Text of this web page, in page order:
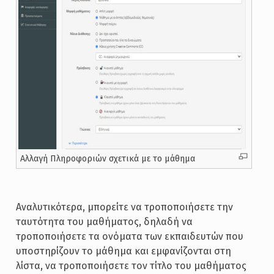
Αλλαγή Πληροφοριών σχετικά με το μάθημα
Αναλυτικότερα, μπορείτε να τροποποιήσετε την
ταυτότητα του μαθήματος, δηλαδή να
τροποποιήσετε τα ονόματα των εκπαιδευτών που
υποστηρίζουν το μάθημα και εμφανίζονται στη
λίστα, να τροποποιήσετε τον τίτλο του μαθήματος